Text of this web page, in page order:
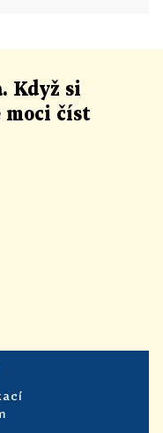
Když si
moci číst